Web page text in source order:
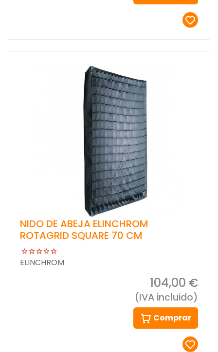
NIDO DE ABEJA ELINCHROM
ROTAGRID SQUARE 70 CM
ELINCHROM
104,00 €
(IVA incluido)
Comprar